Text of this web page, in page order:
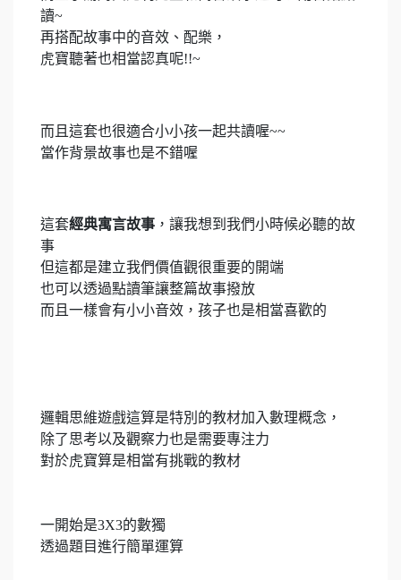
讀~
再搭配故事中的音效、配樂，
虎寶聽著也相當認真呢!!~
而且這套也很適合小小孩一起共讀喔~~
當作背景故事也是不錯喔
這套經典寓言故事 ，讓我想到我們小時候必聽的故
事
但這都是建立我們價值觀很重要的開端
也可以透過點讀筆讓整篇故事撥放
而且一樣會有小小音效，孩子也是相當喜歡的
邏輯思維遊戲這算是特別的教材加入數理概念，
除了思考以及觀察力也是需要專注力
對於虎寶算是相當有挑戰的教材
一開始是3X3的數獨
透過題目進行簡單運算